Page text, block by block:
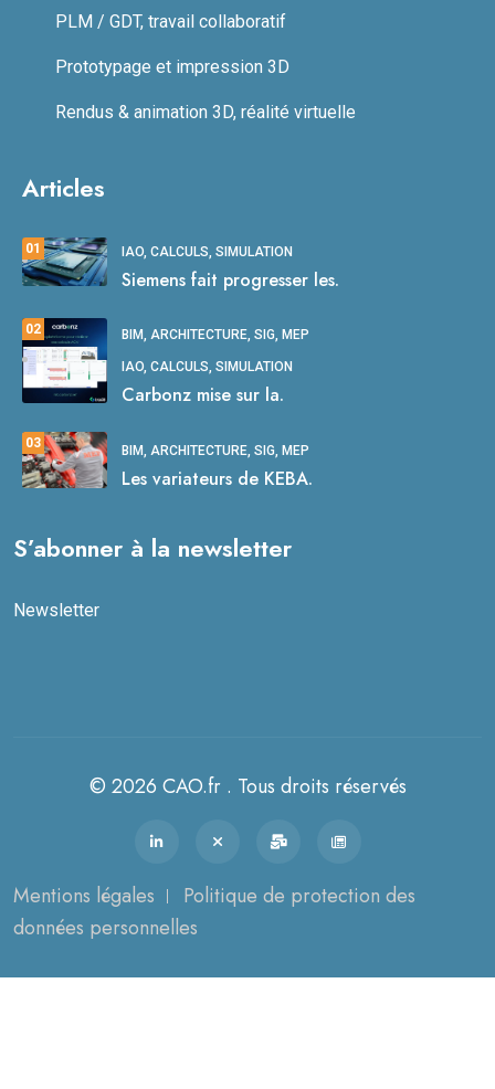
PLM / GDT, travail collaboratif
Prototypage et impression 3D
Rendus & animation 3D, réalité virtuelle
Articles
01 IAO, CALCULS, SIMULATION
Siemens fait progresser les.
02 BIM, ARCHITECTURE, SIG, MEP
IAO, CALCULS, SIMULATION
Carbonz mise sur la.
03 BIM, ARCHITECTURE, SIG, MEP
Les variateurs de KEBA.
S’abonner à la newsletter
Newsletter
© 2026 CAO.fr . Tous droits réservés
Mentions légales
Politique de protection des
données personnelles